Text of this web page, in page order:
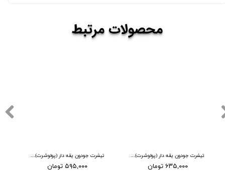
تیشرت جودون یقه دار (پولوشرت) سبز
۵۹۵,۰۰۰ تومان
تیشرت جودون یقه دار (پولوشرت) کله غازی
۶۳۵,۰۰۰ تومان
​​محصولاتمرتبط